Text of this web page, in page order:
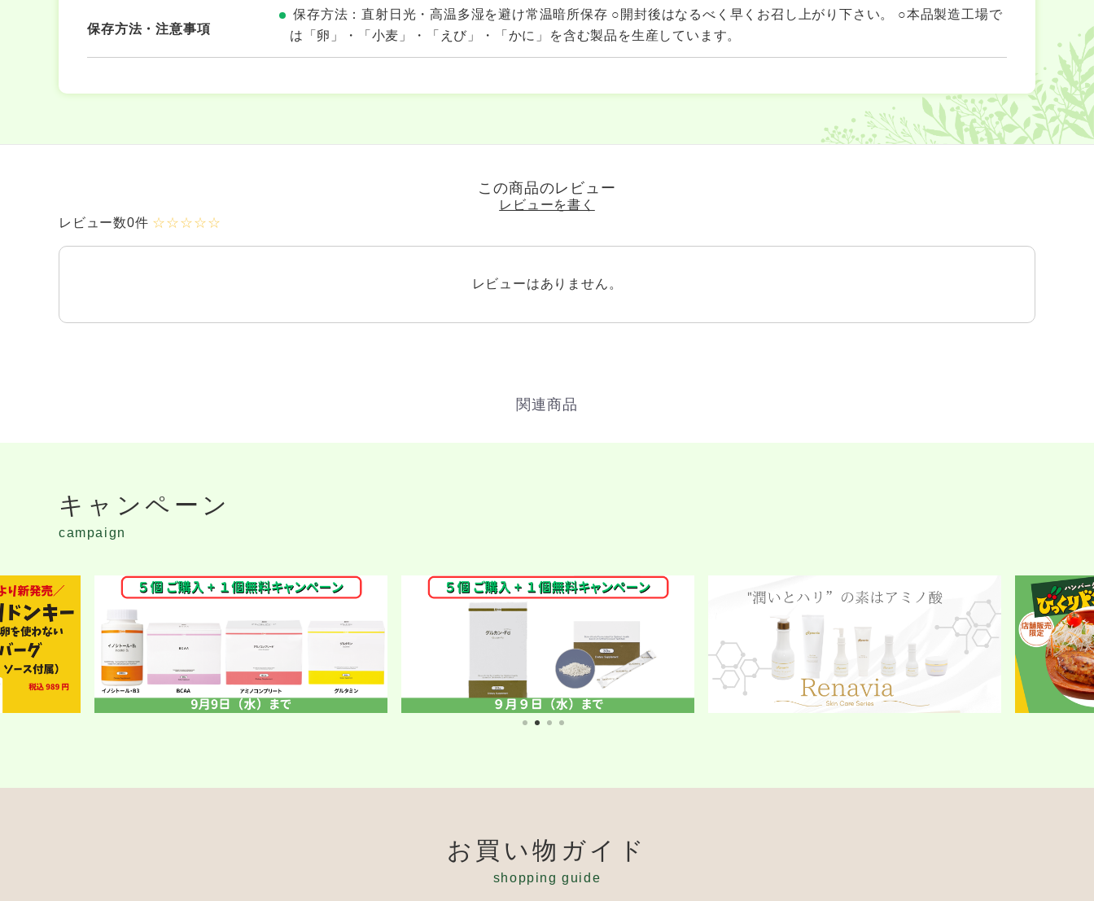
保存方法・注意事項
保存方法：直射日光・高温多湿を避け常温暗所保存 ○開封後はなるべく早くお召し上がり下さい。 ○本品製造工場で
は「卵」・「小麦」・「えび」・「かに」を含む製品を生産しています。
この商品のレビュー
レビューを書く
レビュー数0件 ☆☆☆☆☆
レビューはありません。
キャンペーン
campaign
お買い物ガイド
shopping guide